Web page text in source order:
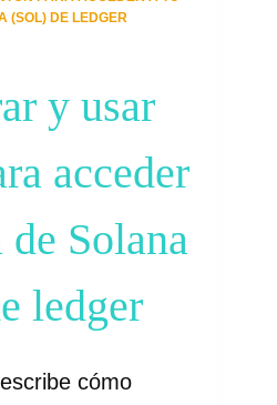
(SOL) DE LEDGER
y usar
acceder
de Solana
ledger
cómo